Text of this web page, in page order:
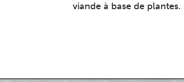
viande à base de plantes.